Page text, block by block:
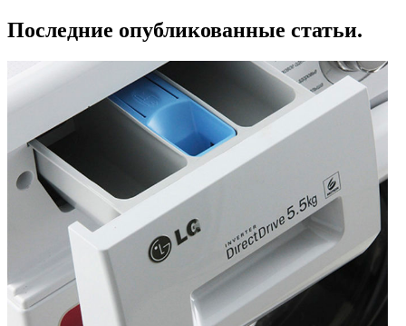
Последние опубликованные статьи.